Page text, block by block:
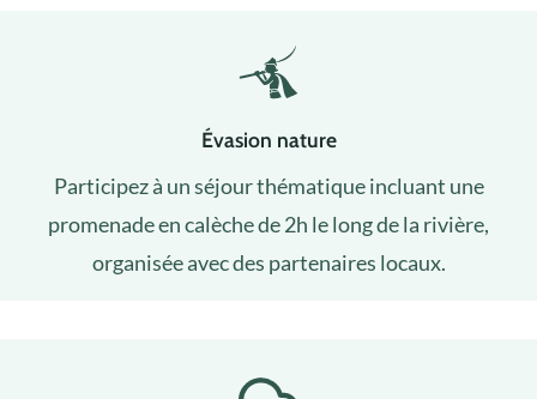
Évasion nature
Participez à un séjour thématique incluant une
promenade en calèche de 2h le long de la rivière,
organisée avec des partenaires locaux.